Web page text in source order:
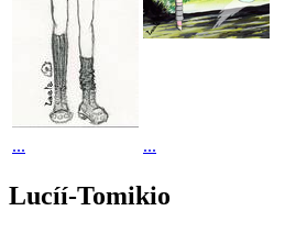
... ...
Lucíí-Tomikio